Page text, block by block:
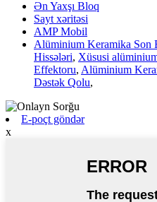
Ən Yaxşı Bloq
Sayt xəritəsi
AMP Mobil
Alüminium Keramika Son
Hissələri, Xüsusi
Effektoru, Alüminium
Dəstək Qolu,
E-poçt göndər
x